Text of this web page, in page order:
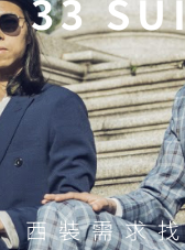
33
西裝需求